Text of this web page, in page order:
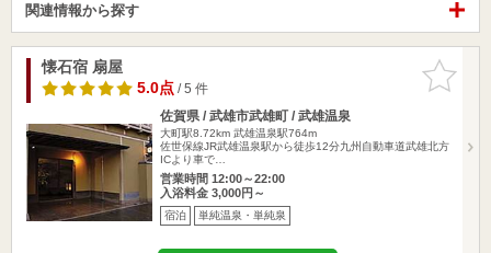
関連情報から探す
お気に入
りに追加
懐石宿 扇屋
5.0点/ 5 件
佐賀県 / 武雄市武雄町 / 武雄温泉
大町駅8.72km 武雄温泉駅764m
佐世保線JR武雄温泉駅から徒歩12分九州自動車道武雄北方
ICより車で…
営業時間 12:00～22:00
入浴料金 3,000円～
宿泊 単純温泉・単純泉